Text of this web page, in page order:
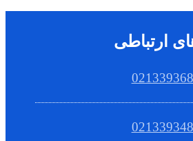
ارتباطی